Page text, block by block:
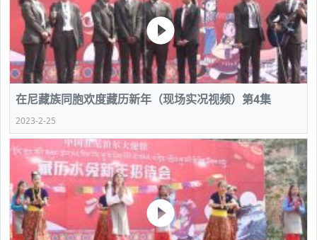
在尼藏族同胞欢度藏历新年（现场实况视频）第4集
2023-2-25